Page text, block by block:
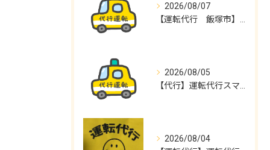
2026/08/07
2026/08/05
2026/08/04